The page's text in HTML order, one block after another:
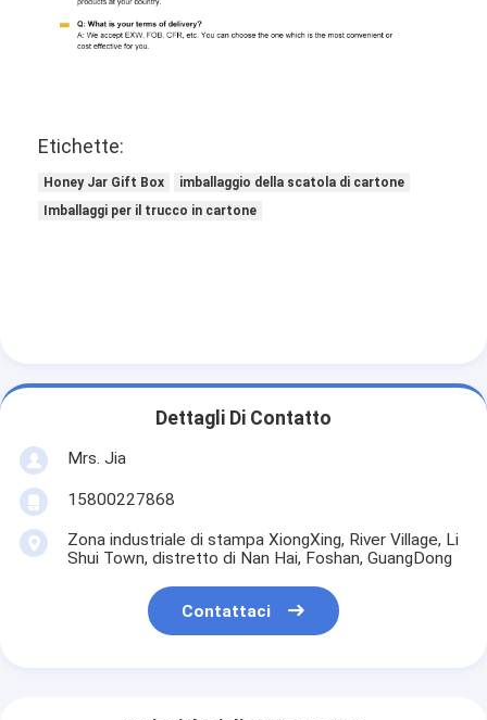
Etichette:
Honey Jar Gift Box
imballaggio della scatola di cartone
Imballaggi per il trucco in cartone
Dettagli Di Contatto
Mrs. Jia
15800227868
Zona industriale di stampa XiongXing, River Village, Li
Shui Town, distretto di Nan Hai, Foshan, GuangDong
Contattaci